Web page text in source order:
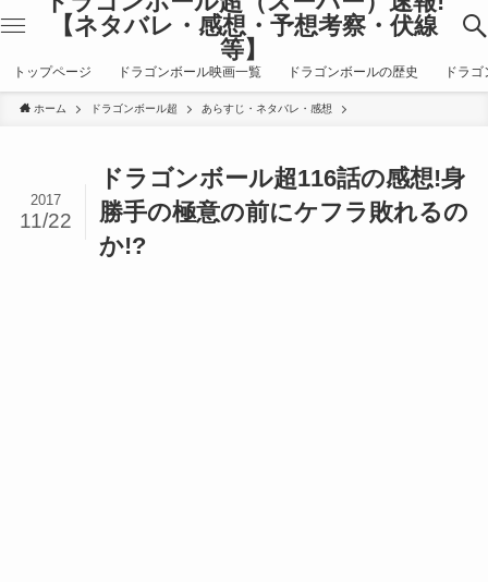
【ネタバレ・感想・予想考察・伏線
等】
トップページ ドラゴンボール映画一覧 ドラゴンボールの歴史 ドラ
ホーム ドラゴンボール超 あらすじ・ネタバレ・感想
ドラゴンボール超116話の感想!身
勝手の極意の前にケフラ敗れるの
か!?
2017
11/22